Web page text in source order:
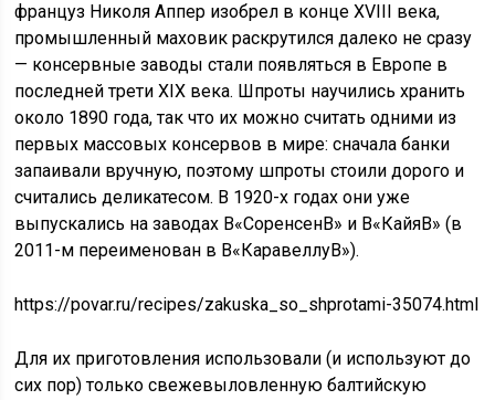
француз Николя Аппер изобрел в конце XVIII века,
промышленный маховик раскрутился далеко не сразу
— консервные заводы стали появляться в Европе в
последней трети XIX века. Шпроты научились хранить
около 1890 года, так что их можно считать одними из
первых массовых консервов в мире: сначала банки
запаивали вручную, поэтому шпроты стоили дорого и
считались деликатесом. В 1920-х годах они уже
выпускались на заводах В«СоренсенВ» и В«КайяВ» (в
2011-м переименован в В«КаравеллуВ»).
https://povar.ru/recipes/zakuska_so_shprotami-35074.html
Для их приготовления использовали (и используют до
сих пор) только свежевыловленную балтийскую